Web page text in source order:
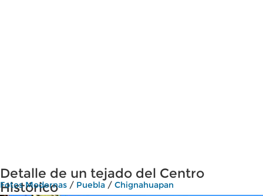
Detalle de un tejado del Centro
Histórico
Fotos Modernas / Puebla / Chignahuapan